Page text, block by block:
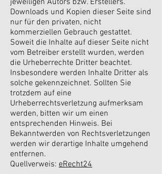
jeweiligen Autors bzw. Erstellers.
Downloads und Kopien dieser Seite sind
nur für den privaten, nicht
kommerziellen Gebrauch gestattet.
Soweit die Inhalte auf dieser Seite nicht
vom Betreiber erstellt wurden, werden
die Urheberrechte Dritter beachtet.
Insbesondere werden Inhalte Dritter als
solche gekennzeichnet. Sollten Sie
trotzdem auf eine
Urheberrechtsverletzung aufmerksam
werden, bitten wir um einen
entsprechenden Hinweis. Bei
Bekanntwerden von Rechtsverletzungen
werden wir derartige Inhalte umgehend
entfernen.
Quellverweis: eRecht24